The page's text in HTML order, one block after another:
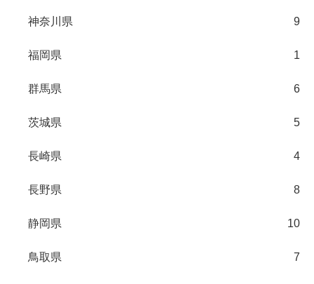
神奈川県 9
福岡県 1
群馬県 6
茨城県 5
長崎県 4
長野県 8
静岡県 10
鳥取県 7